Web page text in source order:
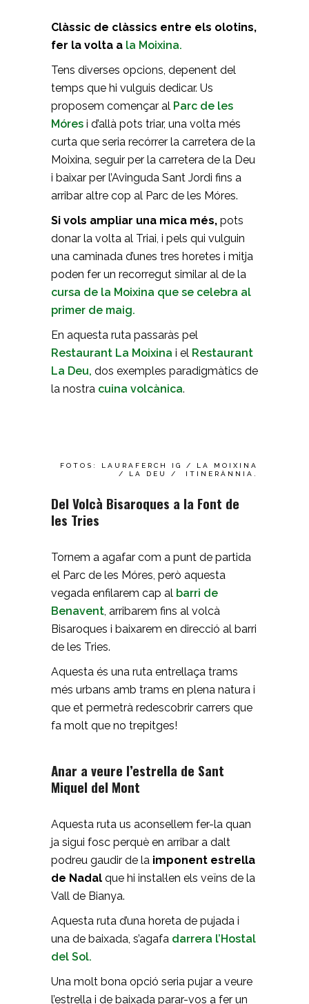
Clàssic de clàssics entre els olotins,
fer la volta a la Moixina.
Tens diverses opcions, depenent del
temps que hi vulguis dedicar. Us
proposem començar al Parc de les
Móres i d’allà pots triar, una volta més
curta que seria recórrer la carretera de la
Moixina, seguir per la carretera de la Deu
i baixar per l’Avinguda Sant Jordi fins a
arribar altre cop al Parc de les Móres.
Si vols ampliar una mica més, pots
donar la volta al Triai, i pels qui vulguin
una caminada d’unes tres horetes i mitja
poden fer un recorregut similar al de la
cursa de la Moixina que se celebra al
primer de maig.
En aquesta ruta passaràs pel
Restaurant La Moixina i el Restaurant
La Deu, dos exemples paradigmàtics de
la nostra cuina volcànica.
FOTOS: LAURAFERCH IG / LA MOIXINA
/ LA DEU / ITINERÀNNIA.
Del Volcà Bisaroques a la Font de
les Tries
Tornem a agafar com a punt de partida
el Parc de les Móres, però aquesta
vegada enfilarem cap al barri de
Benavent, arribarem fins al volcà
Bisaroques i baixarem en direcció al barri
de les Tries.
Aquesta és una ruta entrellaça trams
més urbans amb trams en plena natura i
que et permetrà redescobrir carrers que
fa molt que no trepitges!
Anar a veure l’estrella de Sant
Miquel del Mont
Aquesta ruta us aconsellem fer-la quan
ja sigui fosc perquè en arribar a dalt
podreu gaudir de la imponent estrella
de Nadal que hi instal·len els veïns de la
Vall de Bianya.
Aquesta ruta d’una horeta de pujada i
una de baixada, s’agafa darrera l’Hostal
del Sol.
Una molt bona opció seria pujar a veure
l’estrella i de baixada parar-vos a fer un